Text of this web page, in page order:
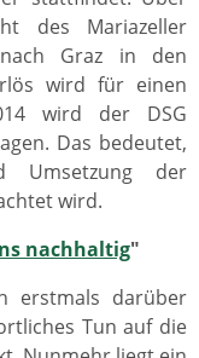
des Mariazeller
Graz in den
wird für einen
wird der DSG
Das bedeutet,
Umsetzung der
wird.
nachhaltig"
erstmals darüber
Tun auf die